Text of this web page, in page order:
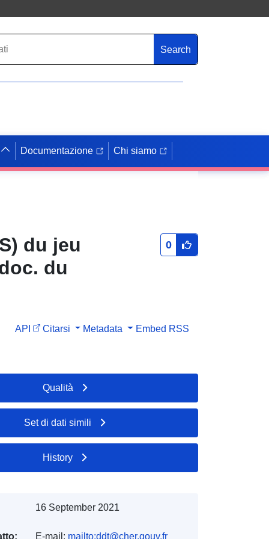
Search
Documentazione Chi siamo
du jeu
du
0
API Citarsi Metadata Embed RSS
Qualità
Set di dati simili
History
16 September 2021
E-mail: mailto:ddt@cher.gouv.fr